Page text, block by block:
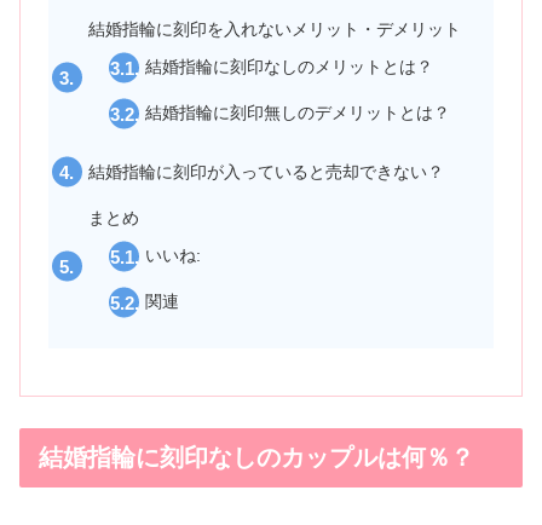
結婚指輪に刻印を入れないメリット・デメリット
結婚指輪に刻印なしのメリットとは？
結婚指輪に刻印無しのデメリットとは？
結婚指輪に刻印が入っていると売却できない？
まとめ
いいね:
関連
結婚指輪に刻印なしのカップルは何％？